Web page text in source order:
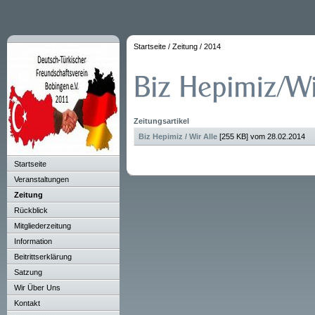
Startseite
Veranstaltungen
Zeitung
Rückblick
Mitgliederzeitung
Information
Beitrittserklärung
Satzung
Wir Über Uns
Kontakt
Startseite / Zeitung / 2014
Zeitungsartikel
Biz Hepimiz / Wir Alle [255 KB] vom 28.02.2014